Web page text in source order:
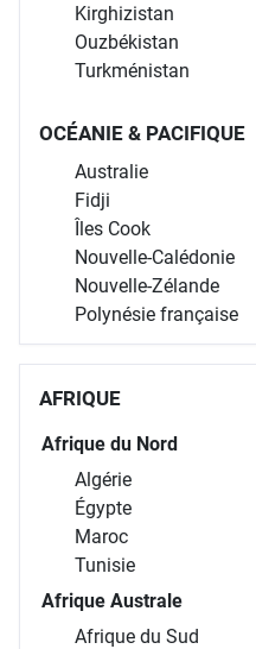
Kirghizistan
Ouzbékistan
Turkménistan
OCÉANIE & PACIFIQUE
Australie
Fidji
Îles Cook
Nouvelle-Calédonie
Nouvelle-Zélande
Polynésie française
AFRIQUE
Afrique du Nord
Algérie
Égypte
Maroc
Tunisie
Afrique Australe
Afrique du Sud